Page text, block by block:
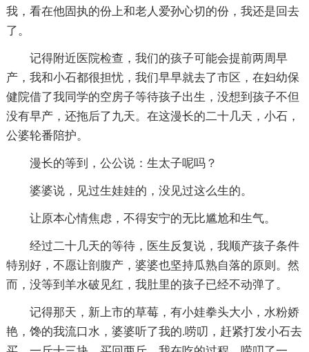
我，看在他固执的份上和老人爱孙心切的份，我还是回去
了。
记得附近医院检查，我们的孩子可能会提前两周早
产，我和小石都很担忧，我们早早就去了市区，在妇幼保
健院借了我同学的空房子等待孩子出生，没想到孩子不但
没有早产，还拖后了九天。在这漫长的二十几天，小石，
公婆轮番陪护。
漫长的等到，公公说：生太子呢吗？
婆婆说，见过生娃娃的，没见过这么生的。
让原本心情焦虑，不得安宁的无比尴尬和生气。
经过二十几天的等待，医生反复说，我顺产孩子条件
特别好，不愿让剖腹产，婆婆也坚持瓜熟自落的原则。然
而，没等到羊水破见红，我肚里的孩子已经不动弹了。
记得那天，新上市的草莓，有小娃拳头大小，水粉娇
艳，馋的我流口水，婆婆听了我的.唠叨，赶紧打发小石去